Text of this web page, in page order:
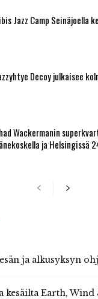
Jazz Camp Seinäjoella
Decoy julkaisee
Wackermanin
ja Helsingissä
ja alkusyksyn
kesäilta Earth,